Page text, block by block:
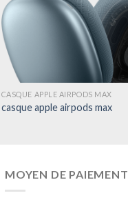
CASQUE APPLE AIRPODS MAX
casque apple airpods max
MOYEN DE PAIEMENT